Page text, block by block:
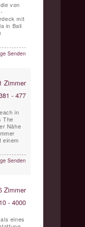
von
mit
in Bali
Senden
Zimmer
- 477
in
The
Nähe
einem
Senden
Zimmer
- 4000
eines